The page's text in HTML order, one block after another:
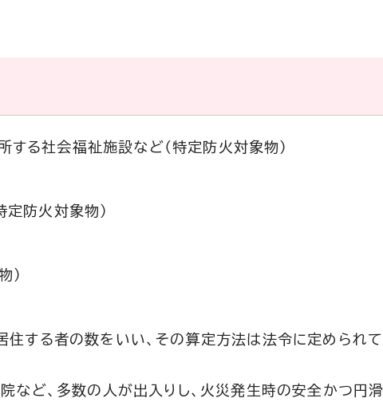
る社会福祉施設など（特定防火対象物）
定防火対象物）
）
住する者の数をいい、その算定方法は法令に定められて
など、多数の人が出入りし、火災発生時の安全かつ円滑